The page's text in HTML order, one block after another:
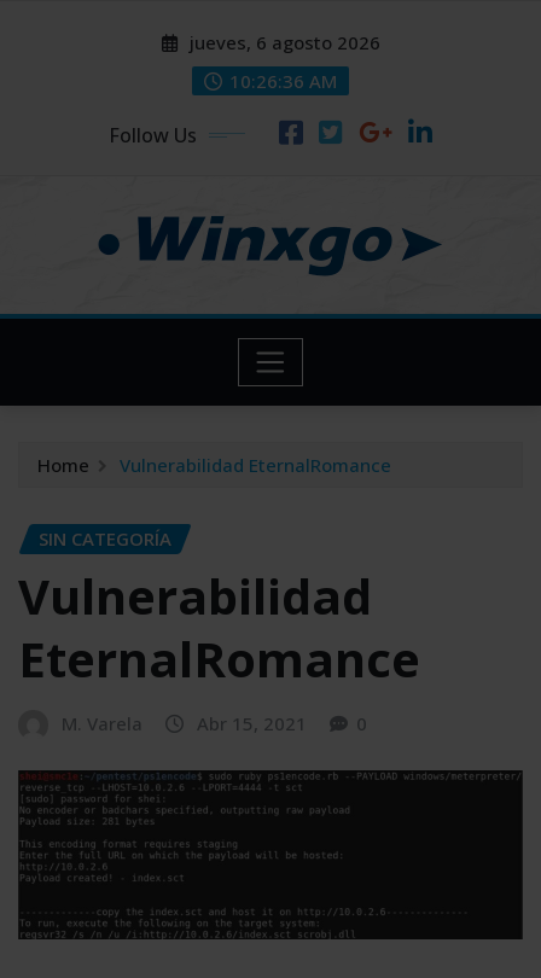
jueves, 6 agosto 2026
10:26:37 AM
Follow Us
Home Vulnerabilidad EternalRomance
SIN CATEGORÍA
Vulnerabilidad
EternalRomance
M. Varela Abr 15, 2021 0